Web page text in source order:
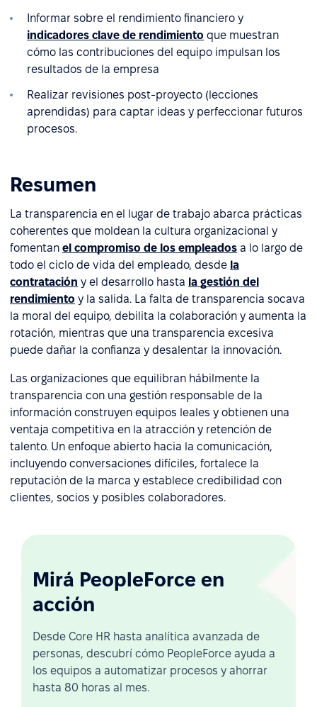
Informar sobre el rendimiento financiero y
indicadores clave de rendimiento que muestran
cómo las contribuciones del equipo impulsan los
resultados de la empresa
Realizar revisiones post-proyecto (lecciones
aprendidas) para captar ideas y perfeccionar futuros
procesos.
Resumen
La transparencia en el lugar de trabajo abarca prácticas
coherentes que moldean la cultura organizacional y
fomentan el compromiso de los empleados a lo largo de
todo el ciclo de vida del empleado, desde la
contratación y el desarrollo hasta la gestión del
rendimiento y la salida. La falta de transparencia socava
la moral del equipo, debilita la colaboración y aumenta la
rotación, mientras que una transparencia excesiva
puede dañar la confianza y desalentar la innovación.
Las organizaciones que equilibran hábilmente la
transparencia con una gestión responsable de la
información construyen equipos leales y obtienen una
ventaja competitiva en la atracción y retención de
talento. Un enfoque abierto hacia la comunicación,
incluyendo conversaciones difíciles, fortalece la
reputación de la marca y establece credibilidad con
clientes, socios y posibles colaboradores.
Mirá PeopleForce en
acción
Desde Core HR hasta analítica avanzada de
personas, descubrí cómo PeopleForce ayuda a
los equipos a automatizar procesos y ahorrar
hasta 80 horas al mes.